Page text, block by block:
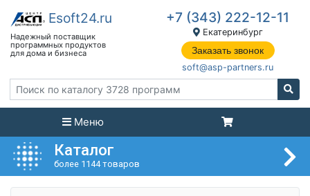
+7 (343) 222-12-11
Екатеринбург
Заказать звонок
soft@asp-partners.ru
Меню
Каталог
более 1144 товаров